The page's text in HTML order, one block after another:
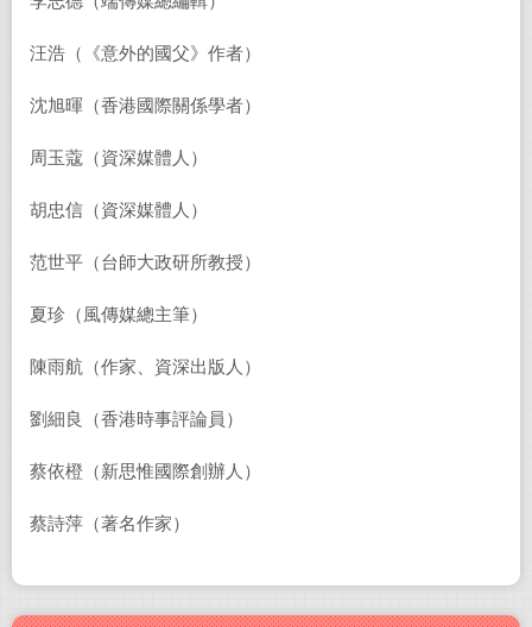
汪浩（《意外的國父》作者）
沈旭暉（香港國際關係學者）
周玉蔻（資深媒體人）
胡忠信（資深媒體人）
范世平（台師大政研所教授）
夏珍（風傳媒總主筆）
陳雨航（作家、資深出版人）
劉細良（香港時事評論員）
蔡依橙（新思惟國際創辦人）
蔡詩萍（著名作家）